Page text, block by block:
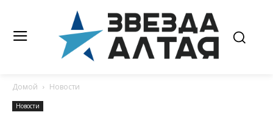
Домой Новости
Новости